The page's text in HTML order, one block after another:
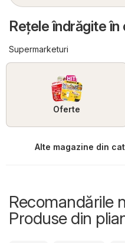
Reţele îndrăgite în
Supermarketuri
Oferte
Alte magazine din
Recomandările
Produse din